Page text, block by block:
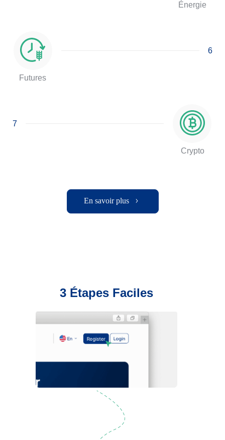
Énergie
6
Futures
7
Crypto
En savoir plus
3 Étapes Faciles
Inscription